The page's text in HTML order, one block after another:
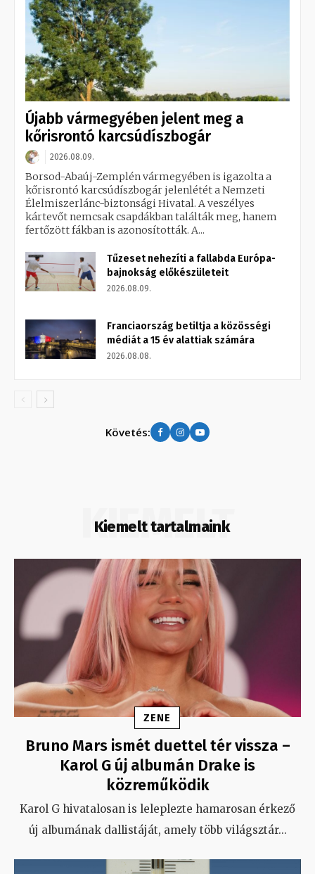
Újabb vármegyében jelent meg a
kőrisrontó karcsúdíszbogár
2026.08.09.
Borsod-Abaúj-Zemplén vármegyében is igazolta a
kőrisrontó karcsúdíszbogár jelenlétét a Nemzeti
Élelmiszerlánc-biztonsági Hivatal. A veszélyes
kártevőt nemcsak csapdákban találták meg, hanem
fertőzött fákban is azonosították. A...
Tűzeset nehezíti a fallabda Európa-
bajnokság előkészületeit
2026.08.09.
Franciaország betiltja a közösségi
médiát a 15 év alattiak számára
2026.08.08.
Követés:
Kiemelt tartalmaink
KIEMELT
ZENE
Bruno Mars ismét duettel tér vissza –
Karol G új albumán Drake is
közreműködik
Karol G hivatalosan is leleplezte hamarosan érkező
új albumának dallistáját, amely több világsztár...